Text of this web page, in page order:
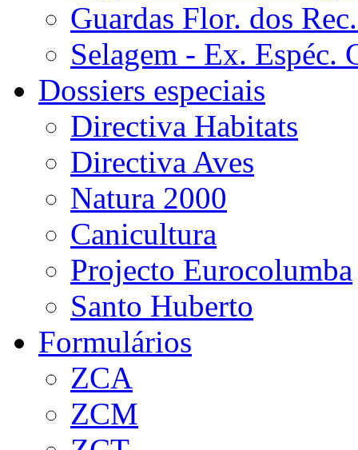
Guardas Flor. dos
Selagem - Ex. Espéc.
Dossiers especiais
Directiva Habitats
Directiva Aves
Natura 2000
Canicultura
Projecto Eurocolumba
Santo Huberto
Formulários
ZCA
ZCM